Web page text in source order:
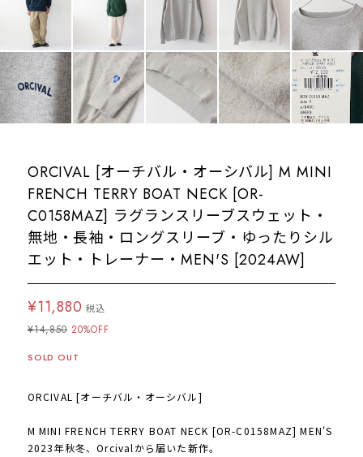
ORCIVAL [オーチバル・オーシバル] M MINI
FRENCH TERRY BOAT NECK [OR-
C0158MAZ] ラグランスリーブスウェット・
無地・長袖・ロングスリーブ・ゆったりシル
エット・トレーナー・MEN'S [2024AW]
¥11,880 税込
¥14,850 20%OFF
SOLD OUT
ORCIVAL [オーチバル・オーシバル]
M MINI FRENCH TERRY BOAT NECK [OR-C0158MAZ] MEN'S
2023年秋冬、Orcivalから届いた新作。